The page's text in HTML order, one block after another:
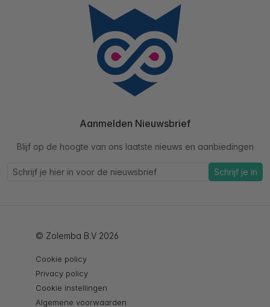
Aanmelden Nieuwsbrief
Blijf op de hoogte van ons laatste nieuws en aanbiedingen
Schrijf je in
© Zolemba B.V 2026
Cookie policy
Privacy policy
Cookie instellingen
Algemene voorwaarden